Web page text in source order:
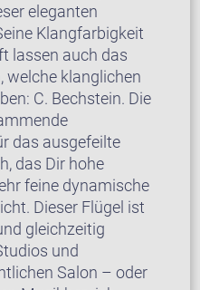
eleganten
Klangfarbigkeit
lassen auch das
welche klanglichen
C. Bechstein. Die
das ausgefeilte
das Dir hohe
feine dynamische
Dieser Flügel ist
gleichzeitig
und
Salon – oder